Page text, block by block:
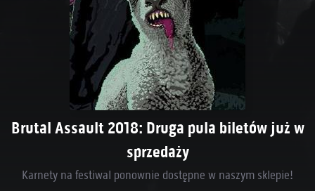
Brutal Assault 2018: Druga pula biletów już w
sprzedaży
Karnety na festiwal ponownie dostępne w naszym sklepie!